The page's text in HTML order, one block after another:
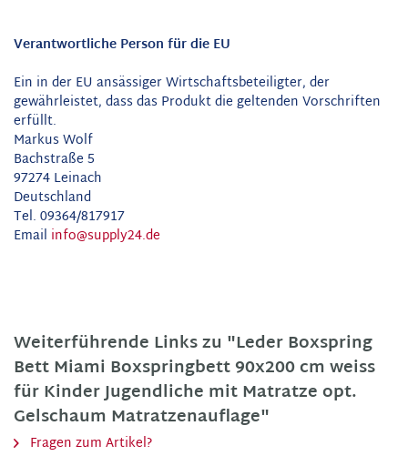
Verantwortliche Person für die EU
Ein in der EU ansässiger Wirtschaftsbeteiligter, der
gewährleistet, dass das Produkt die geltenden Vorschriften
erfüllt.
Markus Wolf
Bachstraße 5
97274 Leinach
Deutschland
Tel. 09364/817917
Email info@supply24.de
Weiterführende Links zu "Leder Boxspring
Bett Miami Boxspringbett 90x200 cm weiss
für Kinder Jugendliche mit Matratze opt.
Gelschaum Matratzenauflage"
Fragen zum Artikel?